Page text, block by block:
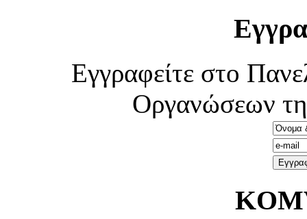
Εγγραφείτε στο
Οργανώσεων